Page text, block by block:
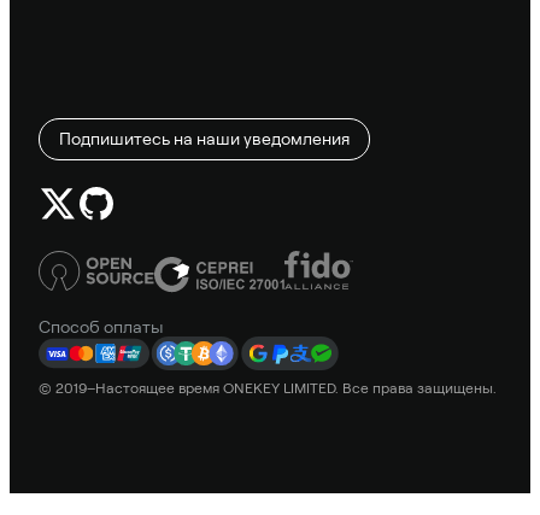
Подпишитесь на наши уведомления
Способ оплаты
© 2019–Настоящее время ONEKEY LIMITED. Все права защищены.